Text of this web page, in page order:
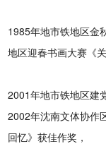
1985年地市铁地区金
地区迎春书画大赛《
2001年地市铁地区建
2002年沈南文体协作
回忆》获佳作奖，